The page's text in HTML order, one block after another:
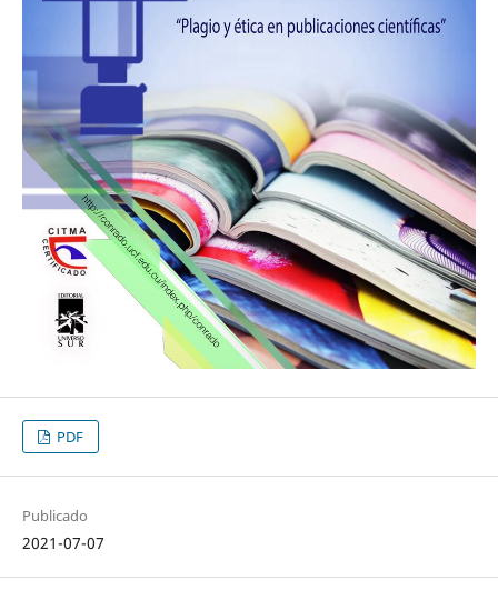
PDF
Publicado
2021-07-07